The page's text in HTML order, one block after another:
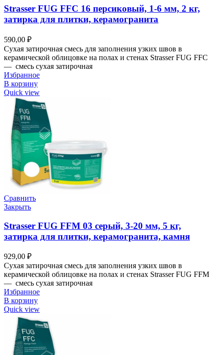
Strasser FUG FFC 16 персиковый, 1-6 мм, 2 кг,
затирка для плитки, керамогранита
590,00 ₽
Сухая затирочная смесь для заполнения узких швов в
керамической облицовке на полах и стенах Strasser FUG FFC
— смесь сухая затирочная
Избранное
В корзину
Quick view
Сравнить
Закрыть
Strasser FUG FFM 03 серый, 3-20 мм, 5 кг,
затирка для плитки, керамогранита, камня
929,00 ₽
Сухая затирочная смесь для заполнения узких швов в
керамической облицовке на полах и стенах Strasser FUG FFM
— смесь сухая затирочная
Избранное
В корзину
Quick view